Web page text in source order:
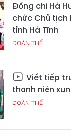
Đồng chí Hà
chức Chủ tịch
tỉnh Hà Tĩnh
ĐOÀN THỂ
Viết tiếp
thanh niên
ĐOÀN THỂ